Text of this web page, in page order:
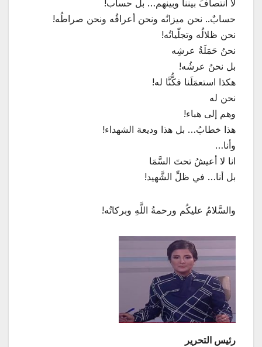
لا انتصافَ بيننا وبينهم… بل حساب!
حسابٌ.. نحن ميزانُه ونحن أعرافُه ونحن صراطُه!
نحن ظلالُه وتجلّياتُه!
نحنُ حَمَلَةُ عرشِه
بل نحنُ عرشُه!
هكذا استعمَلَنا فكُّنَّا له!
نحن له
وهم إلى هباء!
هذا خطابُ… بل هذا وديعة الشهداء!
وأنا…
انا لا أعيشُ تحتَ السَّمَا
بل أنا… في ظلِّ الشَّهيد!
والسَّلامُ عليكُم ورحمةُ اللَّهِ وبركاتُه!
رئيس التحرير